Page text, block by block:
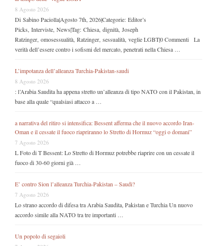
8 Agosto 2026
Di Sabino Paciolla|Agosto 7th, 2026|Categorie: Editor’s
Picks, Interviste, News|Tag: Chiesa, dignità, Joseph
Ratzinger, omosessualità, Ratzinger, sessualità, veglie LGBT|0 Commenti La
verità dell’essere contro i sofismi del mercato, penetrati nella Chiesa …
L’impotanza dell’alleanza Turchia-Pakistan-saudi
8 Agosto 2026
: l’Arabia Saudita ha appena stretto un’alleanza di tipo NATO con il Pakistan, in
base alla quale “qualsiasi attacco a …
a narrativa del ritiro si intensifica: Bessent afferma che il nuovo accordo Iran-
Oman e il cessate il fuoco riapriranno lo Stretto di Hormuz “oggi o domani”
7 Agosto 2026
L Foto di T Bessent: Lo Stretto di Hormuz potrebbe riaprire con un cessate il
fuoco di 30-60 giorni già …
E’ contro Sion l’alleanza Turchia-Pakistan – Saudi?
7 Agosto 2026
Lo strano accordo di difesa tra Arabia Saudita, Pakistan e Turchia Un nuovo
accordo simile alla NATO tra tre importanti …
Un popolo di segaioli